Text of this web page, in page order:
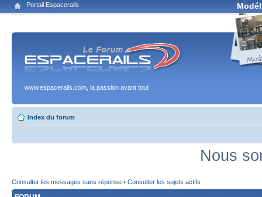
Portail Espacerails
www.espacerails.com, la passion avant tout
Index du forum
Nous
Consulter les messages sans réponse • Consulter les sujets actifs